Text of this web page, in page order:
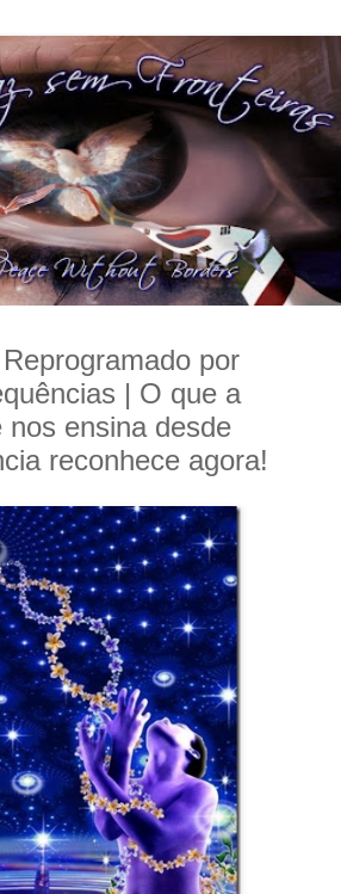
por
| O que a
nos ensina desde
reconhece agora!